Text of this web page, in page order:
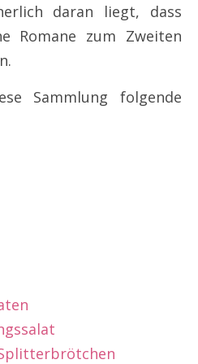
daran liegt, dass
Romane zum Zweiten
Sammlung folgende